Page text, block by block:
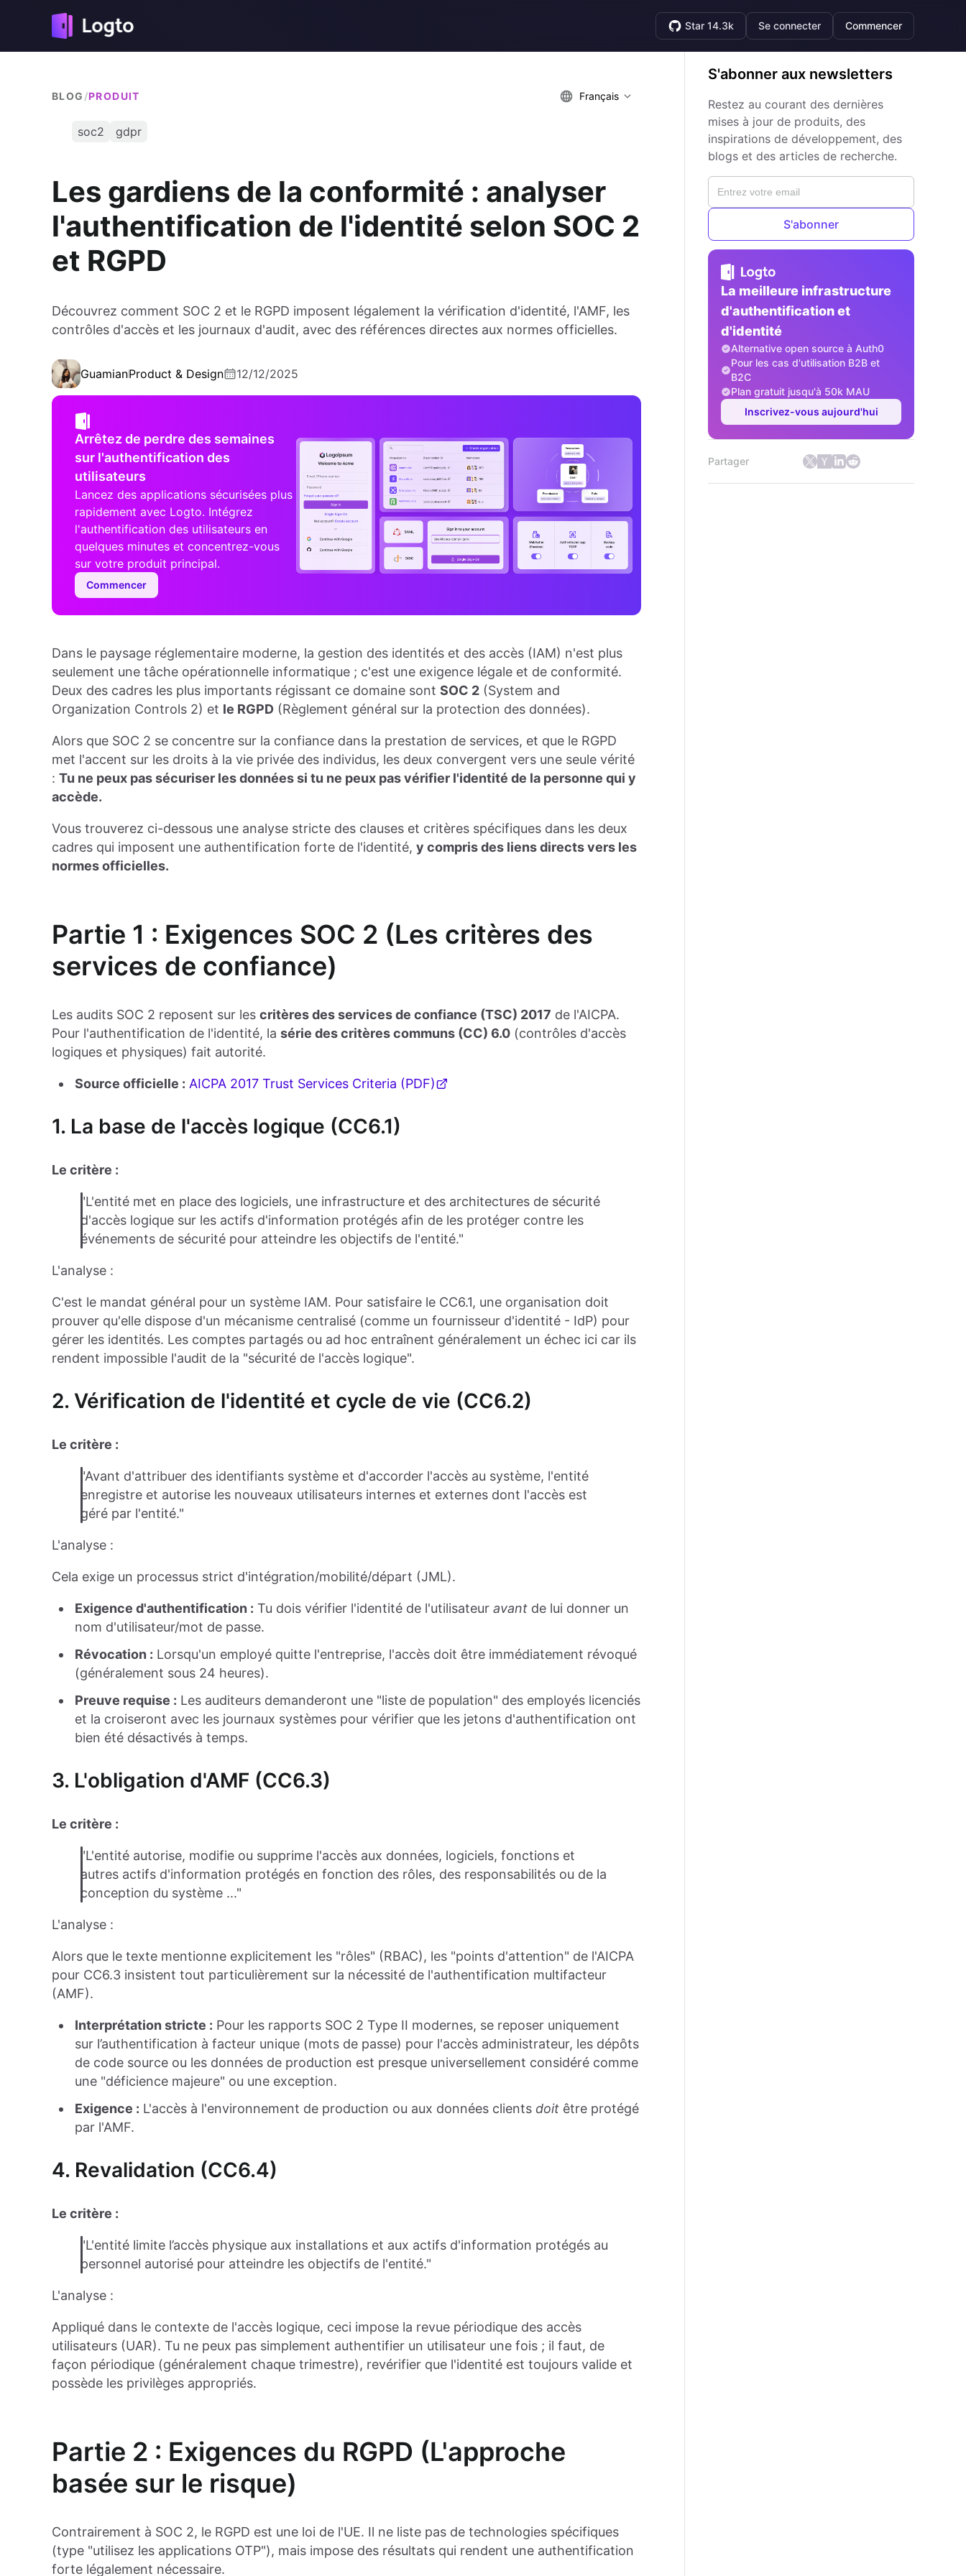
Star 14.3k Se connecter Commencer
BLOG /PRODUIT Français
soc2 gdpr
Les gardiens de la conformité : analyser
l'authentification de l'identité selon SOC 2
et RGPD
Découvrez comment SOC 2 et le RGPD imposent légalement la vérification d'identité, l'AMF, les
contrôles d'accès et les journaux d'audit, avec des références directes aux normes officielles.
GuamianProduct & Design 12/12/2025
Arrêtez de perdre des semaines
sur l'authentification des
utilisateurs
Lancez des applications sécurisées plus
rapidement avec Logto. Intégrez
l'authentification des utilisateurs en
quelques minutes et concentrez-vous
sur votre produit principal.
Commencer
Dans le paysage réglementaire moderne, la gestion des identités et des accès (IAM) n'est plus
seulement une tâche opérationnelle informatique ; c'est une exigence légale et de conformité.
Deux des cadres les plus importants régissant ce domaine sont SOC 2 (System and
Organization Controls 2) et le RGPD (Règlement général sur la protection des données).
Alors que SOC 2 se concentre sur la confiance dans la prestation de services, et que le RGPD
met l'accent sur les droits à la vie privée des individus, les deux convergent vers une seule vérité
: Tu ne peux pas sécuriser les données si tu ne peux pas vérifier l'identité de la personne qui y
accède.
Vous trouverez ci-dessous une analyse stricte des clauses et critères spécifiques dans les deux
cadres qui imposent une authentification forte de l'identité, y compris des liens directs vers les
normes officielles.
Partie 1 : Exigences SOC 2 (Les critères des
services de confiance)
Les audits SOC 2 reposent sur les critères des services de confiance (TSC) 2017 de l'AICPA.
Pour l'authentification de l'identité, la série des critères communs (CC) 6.0 (contrôles d'accès
logiques et physiques) fait autorité.
Source officielle : AICPA 2017 Trust Services Criteria (PDF)
1. La base de l'accès logique (CC6.1)
Le critère :
"L'entité met en place des logiciels, une infrastructure et des architectures de sécurité
d'accès logique sur les actifs d'information protégés afin de les protéger contre les
événements de sécurité pour atteindre les objectifs de l'entité."
L'analyse :
C'est le mandat général pour un système IAM. Pour satisfaire le CC6.1, une organisation doit
prouver qu'elle dispose d'un mécanisme centralisé (comme un fournisseur d'identité - IdP) pour
gérer les identités. Les comptes partagés ou ad hoc entraînent généralement un échec ici car ils
rendent impossible l'audit de la "sécurité de l'accès logique".
2. Vérification de l'identité et cycle de vie (CC6.2)
Le critère :
"Avant d'attribuer des identifiants système et d'accorder l'accès au système, l'entité
enregistre et autorise les nouveaux utilisateurs internes et externes dont l'accès est
géré par l'entité."
L'analyse :
Cela exige un processus strict d'intégration/mobilité/départ (JML).
Exigence d'authentification : Tu dois vérifier l'identité de l'utilisateur avant de lui donner un
nom d'utilisateur/mot de passe.
Révocation : Lorsqu'un employé quitte l'entreprise, l'accès doit être immédiatement révoqué
(généralement sous 24 heures).
Preuve requise : Les auditeurs demanderont une "liste de population" des employés licenciés
et la croiseront avec les journaux systèmes pour vérifier que les jetons d'authentification ont
bien été désactivés à temps.
3. L'obligation d'AMF (CC6.3)
Le critère :
"L'entité autorise, modifie ou supprime l'accès aux données, logiciels, fonctions et
autres actifs d'information protégés en fonction des rôles, des responsabilités ou de la
conception du système ..."
L'analyse :
Alors que le texte mentionne explicitement les "rôles" (RBAC), les "points d'attention" de l'AICPA
pour CC6.3 insistent tout particulièrement sur la nécessité de l'authentification multifacteur
(AMF).
Interprétation stricte : Pour les rapports SOC 2 Type II modernes, se reposer uniquement
sur l’authentification à facteur unique (mots de passe) pour l'accès administrateur, les dépôts
de code source ou les données de production est presque universellement considéré comme
une "déficience majeure" ou une exception.
Exigence : L'accès à l'environnement de production ou aux données clients doit être protégé
par l'AMF.
4. Revalidation (CC6.4)
Le critère :
"L'entité limite l’accès physique aux installations et aux actifs d'information protégés au
personnel autorisé pour atteindre les objectifs de l'entité."
L'analyse :
Appliqué dans le contexte de l'accès logique, ceci impose la revue périodique des accès
utilisateurs (UAR). Tu ne peux pas simplement authentifier un utilisateur une fois ; il faut, de
façon périodique (généralement chaque trimestre), revérifier que l'identité est toujours valide et
possède les privilèges appropriés.
Partie 2 : Exigences du RGPD (L'approche
basée sur le risque)
Contrairement à SOC 2, le RGPD est une loi de l'UE. Il ne liste pas de technologies spécifiques
(type "utilisez les applications OTP"), mais impose des résultats qui rendent une authentification
forte légalement nécessaire.
S'abonner aux newsletters
Restez au courant des dernières
mises à jour de produits, des
inspirations de développement, des
blogs et des articles de recherche.
S'abonner
La meilleure infrastructure
d'authentification et
d'identité
Alternative open source à Auth0
Pour les cas d'utilisation B2B et
B2C
Plan gratuit jusqu'à 50k MAU
Inscrivez-vous aujourd'hui
Partager